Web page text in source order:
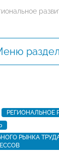
РЕГИОНАЛЬНОЕ
РЫНКА